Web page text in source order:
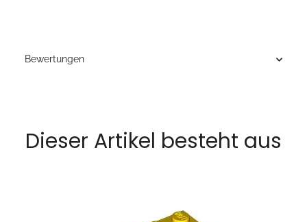
Bewertungen
Dieser Artikel besteht aus